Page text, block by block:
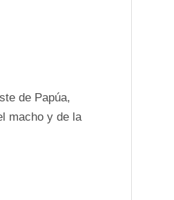
de Papúa,
macho y de la